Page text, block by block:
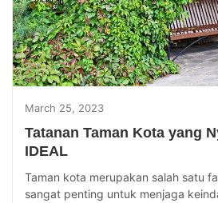
March 25, 2023
Tatanan Taman Kota yang
IDEAL
Taman kota merupakan salah satu
sangat penting untuk menjaga